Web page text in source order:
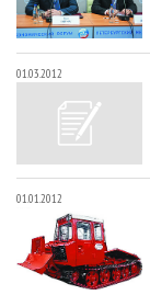
01.03.2012
01.01.2012